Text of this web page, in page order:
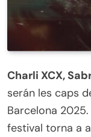
Charli XCX,
serán les caps
Barcelona
festival torna a